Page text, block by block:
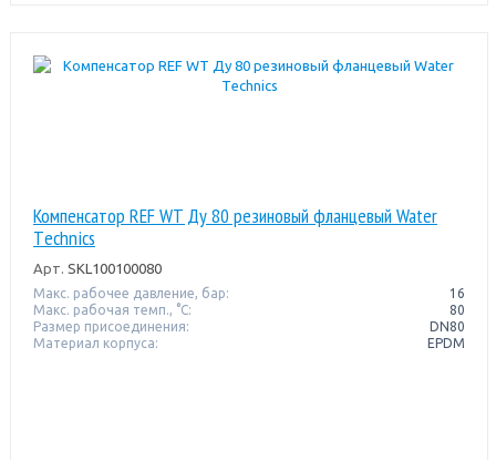
Компенсатор REF WT Ду 80 резиновый фланцевый Water
Тechnics
Арт. SKL100100080
Макс. рабочее давление, бар:
16
Макс. рабочая темп., °С:
80
Размер присоединения:
DN80
Материал корпуса:
EPDM